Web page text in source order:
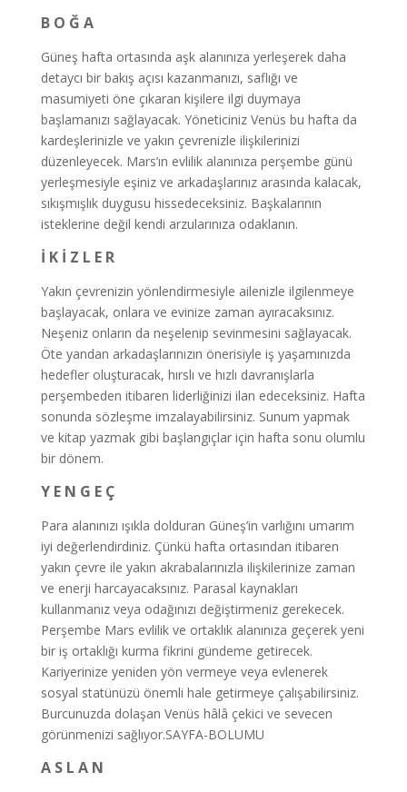
B O Ğ A
Güneş hafta ortasında aşk alanınıza yerleşerek daha
detaycı bir bakış açısı kazanmanızı, saflığı ve
masumiyeti öne çıkaran kişilere ilgi duymaya
başlamanızı sağlayacak. Yöneticiniz Venüs bu hafta da
kardeşlerinizle ve yakın çevrenizle ilişkilerinizi
düzenleyecek. Mars’ın evlilik alanınıza perşembe günü
yerleşmesiyle eşiniz ve arkadaşlarınız arasında kalacak,
sıkışmışlık duygusu hissedeceksiniz. Başkalarının
isteklerine değil kendi arzularınıza odaklanın.
İ K İ Z L E R
Yakın çevrenizin yönlendirmesiyle ailenizle ilgilenmeye
başlayacak, onlara ve evinize zaman ayıracaksınız.
Neşeniz onların da neşelenip sevinmesini sağlayacak.
Öte yandan arkadaşlarınızın önerisiyle iş yaşamınızda
hedefler oluşturacak, hırslı ve hızlı davranışlarla
perşembeden itibaren liderliğinizi ilan edeceksiniz. Hafta
sonunda sözleşme imzalayabilirsiniz. Sunum yapmak
ve kitap yazmak gibi başlangıçlar için hafta sonu olumlu
bir dönem.
Y E N G E Ç
Para alanınızı ışıkla dolduran Güneş’in varlığını umarım
iyi değerlendirdiniz. Çünkü hafta ortasından itibaren
yakın çevre ile yakın akrabalarınızla ilişkilerinize zaman
ve enerji harcayacaksınız. Parasal kaynakları
kullanmanız veya odağınızı değiştirmeniz gerekecek.
Perşembe Mars evlilik ve ortaklık alanınıza geçerek yeni
bir iş ortaklığı kurma fikrini gündeme getirecek.
Kariyerinize yeniden yön vermeye veya evlenerek
sosyal statünüzü önemli hale getirmeye çalışabilirsiniz.
Burcunuzda dolaşan Venüs hâlâ çekici ve sevecen
görünmenizi sağlıyor.SAYFA-BOLUMU
A S L A N